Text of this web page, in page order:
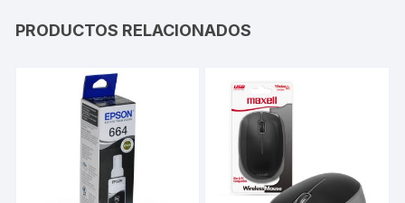
PRODUCTOS RELACIONADOS